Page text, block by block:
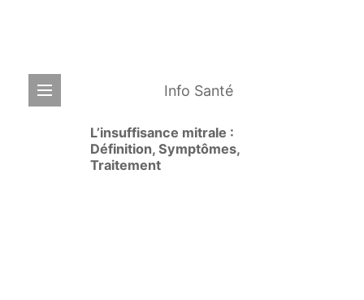
Info Santé
L’insuffisance mitrale :
Définition, Symptômes,
Traitement